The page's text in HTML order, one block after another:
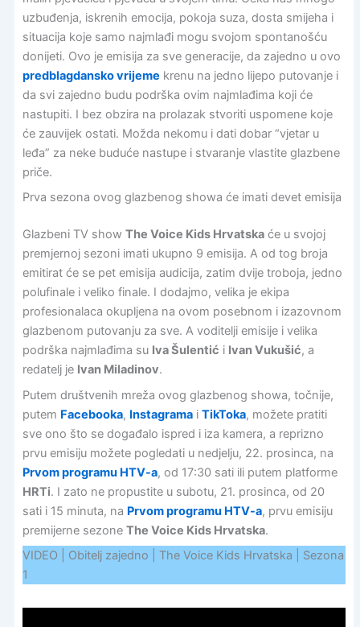
uzbuđenja, iskrenih emocija, pokoja suza, dosta smijeha i
situacija koje samo najmlađi mogu svojom spontanošću
donijeti. Ovo je emisija za sve generacije, da zajedno u ovo
predblagdansko vrijeme krenu na jedno lijepo putovanje i
da svi zajedno budu podrška ovim najmlađima koji će
nastupiti. I bez obzira na prolazak stvoriti uspomene koje
će zauvijek ostati. Možda nekomu i dati dobar “vjetar u
leđa” za neke buduće nastupe i stvaranje vlastite glazbene
priče.
Prva sezona ovog glazbenog showa će imati devet emisija
Glazbeni TV show The Voice Kids Hrvatskaće u svojoj
premjernoj sezoni imati ukupno 9 emisija. A od tog broja
emitirat će se pet emisija audicija, zatim dvije troboja, jedno
polufinale i veliko finale. I dodajmo, velika je ekipa
profesionalaca okupljena na ovom posebnom i izazovnom
glazbenom putovanju za sve. A voditelji emisije i velika
podrška najmlađima su Iva Šulentić i Ivan Vukušić, a
redatelj je Ivan Miladinov.
Putem društvenih mreža ovog glazbenog showa, točnije,
putem Facebooka, Instagramai TikToka, možete pratiti
sve ono što se događalo ispred i iza kamera, a reprizno
prvu emisiju možete pogledati u nedjelju, 22. prosinca, na
Prvom programu HTV-a, od 17:30 sati ili putem platforme
HRTi. I zato ne propustite u subotu, 21. prosinca, od 20
sati i 15 minuta, na Prvom programu HTV-a, prvu emisiju
premijerne sezone The Voice Kids Hrvatska.
VIDEO | Obitelj zajedno | The Voice Kids Hrvatska | Sezona
1